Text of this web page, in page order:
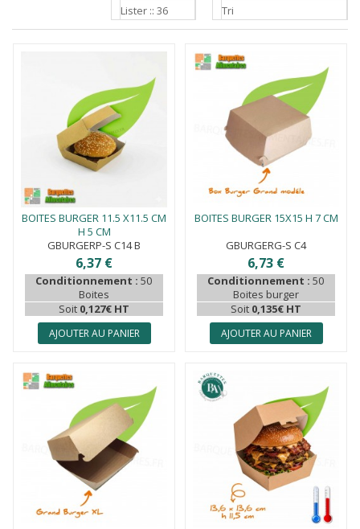
Tri
Lister :: 36
BOITES BURGER 11.5 X11.5 CM
H 5 CM
GBURGERP-S C14 B
6,37 €
Conditionnement :50
Boites
Soit 0,127€ HT
AJOUTER AU PANIER
BOITES BURGER 15X15 H 7 CM
GBURGERG-S C4
6,73 €
Conditionnement :50
Boites burger
Soit 0,135€ HT
AJOUTER AU PANIER